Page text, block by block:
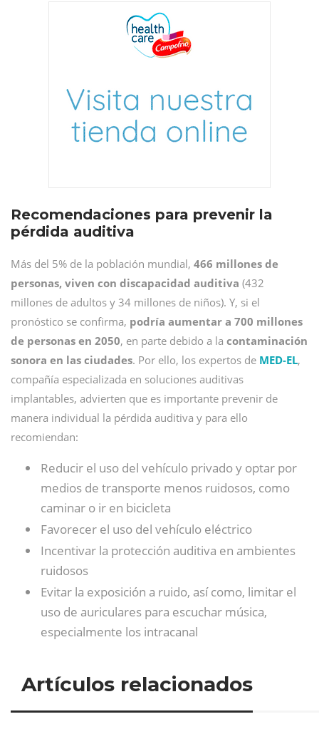
Recomendaciones para prevenir la
pérdida auditiva
Más del 5% de la población mundial, 466 millones de
personas, viven con discapacidad auditiva (432
millones de adultos y 34 millones de niños). Y, si el
pronóstico se confirma, podría aumentar a 700 millones
de personas en 2050, en parte debido a la contaminación
sonora en las ciudades. Por ello, los expertos de MED-EL,
compañía especializada en soluciones auditivas
implantables, advierten que es importante prevenir de
manera individual la pérdida auditiva y para ello
recomiendan:
Reducir el uso del vehículo privado y optar por
medios de transporte menos ruidosos, como
caminar o ir en bicicleta
Favorecer el uso del vehículo eléctrico
Incentivar la protección auditiva en ambientes
ruidosos
Evitar la exposición a ruido, así como, limitar el
uso de auriculares para escuchar música,
especialmente los intracanal
Artículos relacionados